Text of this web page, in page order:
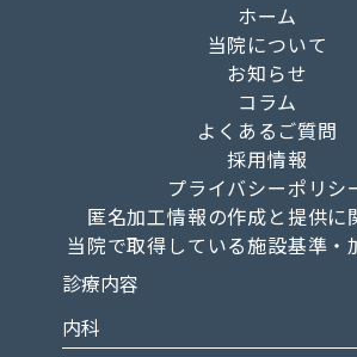
ホーム
当院について
お知らせ
コラム
よくあるご質問
採用情報
プライバシーポリシ
匿名加工情報の作成と提供に
当院で取得している施設基準・
診療内容
内科